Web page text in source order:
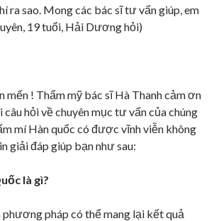
ra sao. Mong các bác sĩ tư vấn giúp, em
19 tuổi, Hải Dương hỏi)
mến ! Thẩm mỹ bác sĩ Hà Thanh cảm ơn
câu hỏi về chuyên mục tư vấn của chúng
mí Hàn quốc có được vĩnh viễn không
giải đáp giúp bạn như sau:
là gì?
phương pháp có thể mang lại kết quả